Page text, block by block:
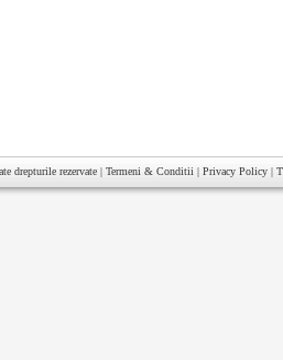
drepturile rezervate | Termeni & Conditii | Privacy Policy |